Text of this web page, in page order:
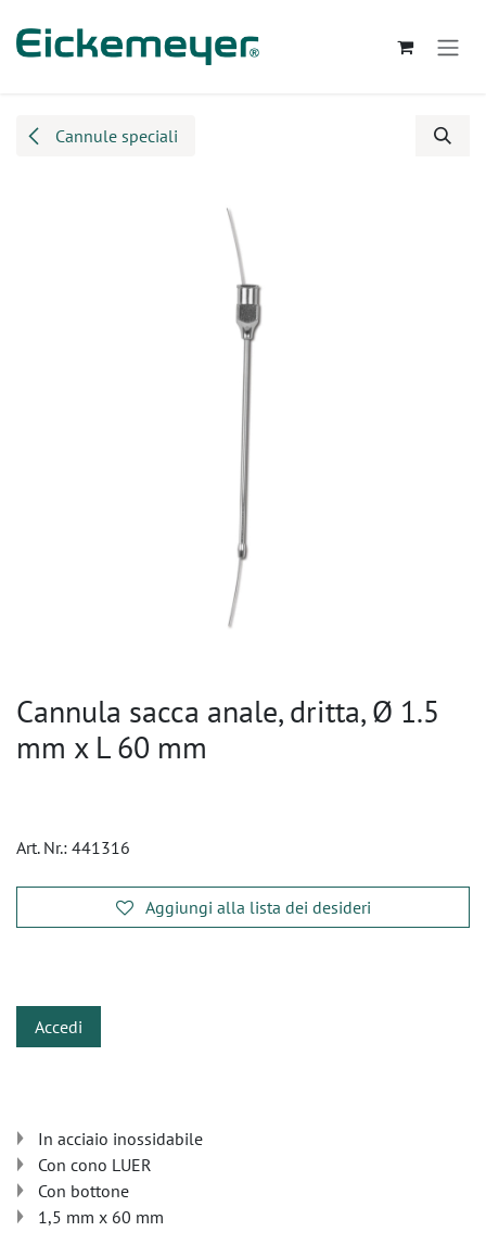
Cannule speciali
Cannula sacca anale, dritta, Ø 1.5
mm x L 60 mm
Art. Nr.: 441316
Aggiungi alla lista dei desideri
Accedi
In acciaio inossidabile
Con cono LUER
Con bottone
1,5 mm x 60 mm